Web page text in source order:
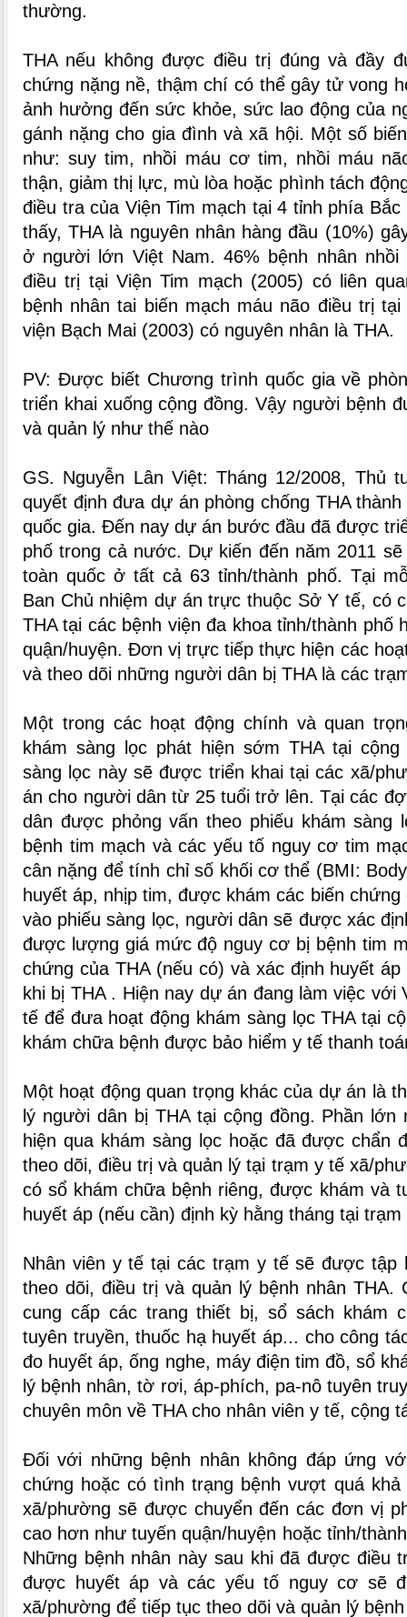
thường.
THA nếu không được điều trị đúng và đầy
chứng nặng nề, thậm chí có thể gây tử vong
ảnh hưởng đến sức khỏe, sức lao động của
gánh nặng cho gia đình và xã hội. Một số
như: suy tim, nhồi máu cơ tim, nhồi máu
thận, giảm thị lực, mù lòa hoặc phình tách
điều tra của Viện Tim mạch tại 4 tỉnh phía
thấy, THA là nguyên nhân hàng đầu (10%)
ở người lớn Việt Nam. 46% bệnh nhân
điều trị tại Viện Tim mạch (2005) có liên
bệnh nhân tai biến mạch máu não điều trị
viện Bạch Mai (2003) có nguyên nhân là THA.
PV: Được biết Chương trình quốc gia về
triển khai xuống cộng đồng. Vậy người bệnh
và quản lý như thế nào
GS. Nguyễn Lân Việt: Tháng 12/2008, Thủ
quyết định đưa dự án phòng chống THA
quốc gia. Đến nay dự án bước đầu đã được
phố trong cả nước. Dự kiến đến năm 2011
toàn quốc ở tất cả 63 tỉnh/thành phố. Tại
Ban Chủ nhiệm dự án trực thuộc Sở Y tế, có
THA tại các bệnh viện đa khoa tỉnh/thành phố
quận/huyện. Đơn vị trực tiếp thực hiện các
và theo dõi những người dân bị THA là các
Một trong các hoạt động chính và quan
khám sàng lọc phát hiện sớm THA tại
sàng lọc này sẽ được triển khai tại các xã/
án cho người dân từ 25 tuổi trở lên. Tại các
dân được phỏng vấn theo phiếu khám sàng
bệnh tim mạch và các yếu tố nguy cơ tim
cân nặng để tính chỉ số khối cơ thể (BMI:
huyết áp, nhịp tim, được khám các biến
vào phiếu sàng lọc, người dân sẽ được xác
được lượng giá mức độ nguy cơ bị bệnh tim
chứng của THA (nếu có) và xác định huyết
khi bị THA . Hiện nay dự án đang làm việc với
tế để đưa hoạt động khám sàng lọc THA tại
khám chữa bệnh được bảo hiểm y tế thanh
Một hoạt động quan trọng khác của dự án là
lý người dân bị THA tại cộng đồng. Phần lớn
hiện qua khám sàng lọc hoặc đã được chẩn
theo dõi, điều trị và quản lý tại trạm y tế xã/
có sổ khám chữa bệnh riêng, được khám và
huyết áp (nếu cần) định kỳ hằng tháng tại
Nhân viên y tế tại các trạm y tế sẽ được tập
theo dõi, điều trị và quản lý bệnh nhân
cung cấp các trang thiết bị, sổ sách khám
tuyên truyền, thuốc hạ huyết áp... cho công
đo huyết áp, ống nghe, máy điện tim đồ, sổ
lý bệnh nhân, tờ rơi, áp-phích, pa-nô tuyên
chuyên môn về THA cho nhân viên y tế, cộng
Đối với những bệnh nhân không đáp ứng
chứng hoặc có tình trạng bệnh vượt quá khả
xã/phường sẽ được chuyển đến các đơn vị
cao hơn như tuyến quận/huyện hoặc tỉnh/
Những bệnh nhân này sau khi đã được điều
được huyết áp và các yếu tố nguy cơ sẽ
xã/phường để tiếp tục theo dõi và quản lý